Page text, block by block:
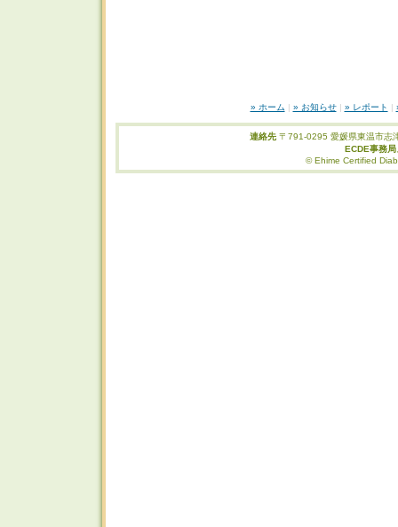
» ホーム | » お知らせ| » レポート |
連絡先 〒791-0295 愛媛県東温市志
ECDE事務
© Ehime Certified